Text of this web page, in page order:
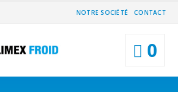
NOTRE SOCIÉTÉ CONTACT
0